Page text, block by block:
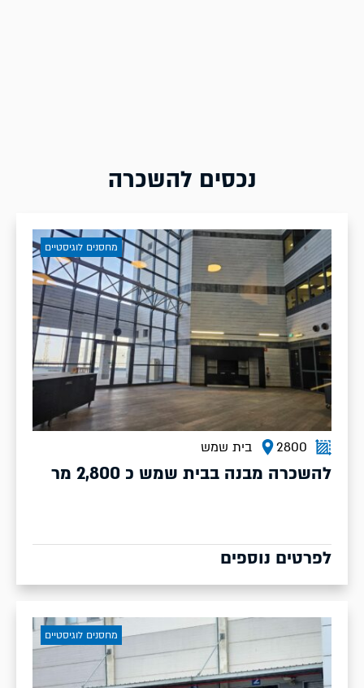
נכסים להשכרה
2800 בית שמש
להשכרה מבנה בבית שמש כ 2,800 מר
לפרטים נוספים
מחסנים לוגיסטיים
מחסנים לוגיסטיים